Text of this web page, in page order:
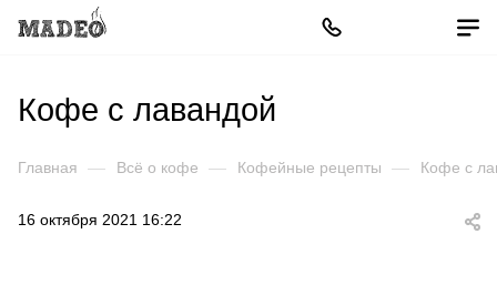
Кофе с лавандой
Главная — Всё о кофе — Кофейные рецепты — Кофе с
16 октября 2021 16:22